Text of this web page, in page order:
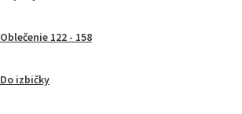
Oblečenie 122 - 158
Do izbičky